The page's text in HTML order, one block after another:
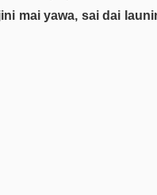
mai yawa, sai dai